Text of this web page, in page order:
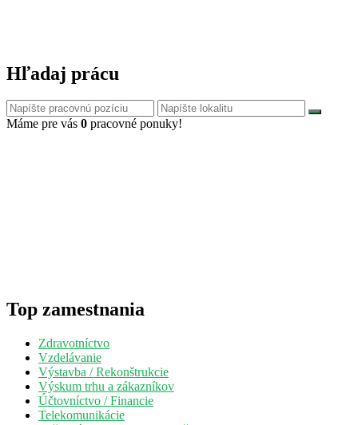
Hľadaj prácu
Máme pre vás 0 pracovné ponuky!
Top zamestnania
Zdravotníctvo
Vzdelávanie
Výstavba / Rekonštrukcie
Výskum trhu a zákazníkov
Účtovníctvo / Financie
Telekomunikácie